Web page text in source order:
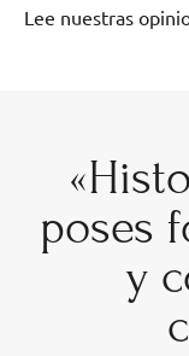
Lee nuestras
poses
y